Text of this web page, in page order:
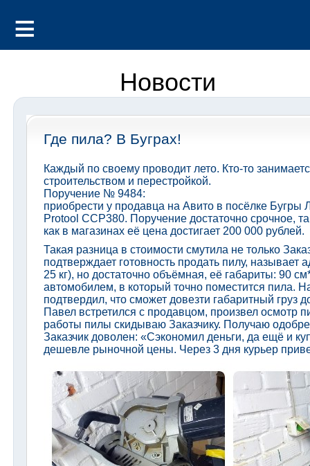
Новости
Где пила? В Буграх!
Каждый по своему проводит лето. Кто-то
строительством и перестройкой.
Поручение № 9484:
приобрести у продавца на Авито в посёлке Бугры
Protool CCP380. Поручение достаточно срочное,
как в магазинах её цена достигает 200 000 рублей.
Такая разница в стоимости смутила не только
подтверждает готовность продать пилу, называет
25 кг), но достаточно объёмная, её габариты: 90
автомобилем, в который точно поместится пила.
подтвердил, что сможет довезти габаритный груз
Павел встретился с продавцом, произвел осмотр
работы пилы скидываю Заказчику. Получаю
Заказчик доволен: «Сэкономил деньги, да ещё и
дешевле рыночной цены. Через 3 дня курьер